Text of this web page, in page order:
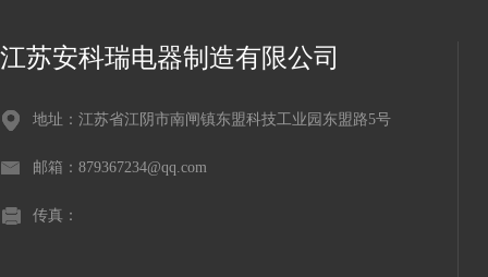
江苏安科瑞电器制造有限公司
地址：江苏省江阴市南闸镇东盟科技工业园东盟路5号
邮箱：879367234@qq.com
传真：